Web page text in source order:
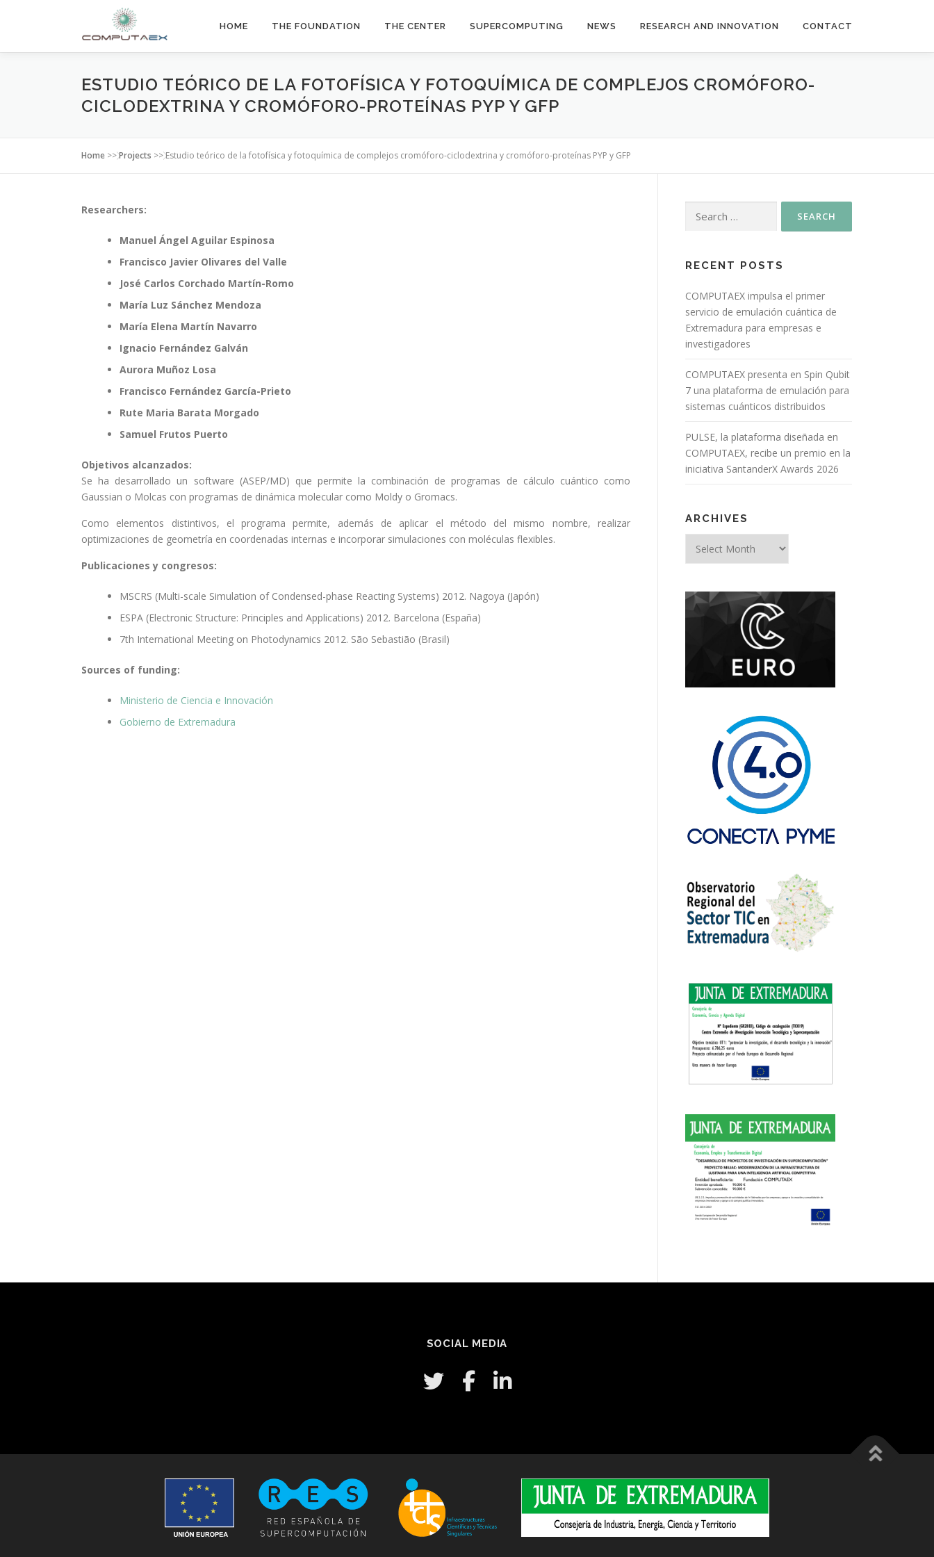
HOME THE FOUNDATION THE CENTER SUPERCOMPUTING NEWS RESEARCH AND INNOVATION CONTACT
ESTUDIO TEÓRICO DE LA FOTOFÍSICA Y FOTOQUÍMICA DE COMPLEJOS CROMÓFORO-
CICLODEXTRINA Y CROMÓFORO-PROTEÍNAS PYP Y GFP
Home >>Projects >>Estudio teórico de la fotofísica y fotoquímica de complejos cromóforo-ciclodextrina y cromóforo-proteínas PYP y GFP
Researchers:
Manuel Ángel Aguilar Espinosa
Francisco Javier Olivares del Valle
José Carlos Corchado Martín-Romo
María Luz Sánchez Mendoza
María Elena Martín Navarro
Ignacio Fernández Galván
Aurora Muñoz Losa
Francisco Fernández García-Prieto
Rute Maria Barata Morgado
Samuel Frutos Puerto
Objetivos alcanzados:
Se ha desarrollado un software (ASEP/MD) que permite la combinación de programas de cálculo cuántico como
Gaussian o Molcas con programas de dinámica molecular como Moldy o Gromacs.
Como elementos distintivos, el programa permite, además de aplicar el método del mismo nombre, realizar
optimizaciones de geometría en coordenadas internas e incorporar simulaciones con moléculas flexibles.
Publicaciones y congresos:
MSCRS (Multi-scale Simulation of Condensed-phase Reacting Systems) 2012. Nagoya (Japón)
ESPA (Electronic Structure: Principles and Applications) 2012. Barcelona (España)
7th International Meeting on Photodynamics 2012. São Sebastião (Brasil)
Sources of funding:
Ministerio de Ciencia e Innovación
Gobierno de Extremadura
RECENT POSTS
COMPUTAEX impulsa el primer
servicio de emulación cuántica de
Extremadura para empresas e
investigadores
COMPUTAEX presenta en Spin Qubit
7 una plataforma de emulación para
sistemas cuánticos distribuidos
PULSE, la plataforma diseñada en
COMPUTAEX, recibe un premio en la
iniciativa SantanderX Awards 2026
ARCHIVES
SOCIAL MEDIA